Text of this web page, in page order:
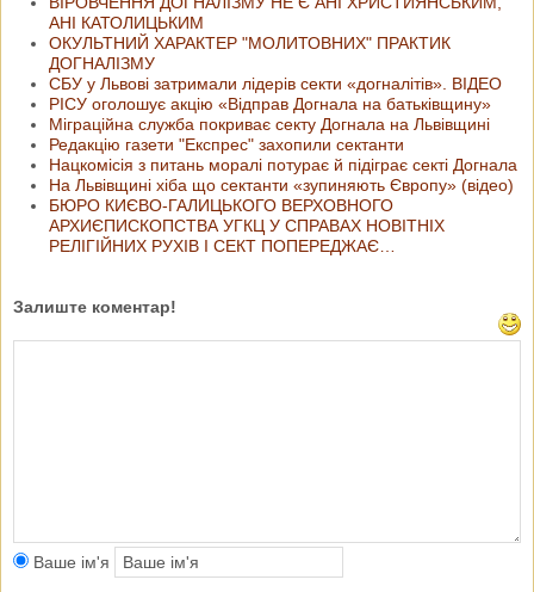
АНІ КАТОЛИЦЬКИМ
ОКУЛЬТНИЙ ХАРАКТЕР "МОЛИТОВНИХ" ПРАКТИК
ДОГНАЛІЗМУ
СБУ у Львові затримали лідерів секти «догналітів». ВІДЕО
РІСУ оголошує акцію «Відправ Догнала на батьківщину»
Міграційна служба покриває секту Догнала на Львівщині
Редакцію газети "Експрес" захопили сектанти
Нацкомісія з питань моралі потурає й підіграє секті Догнала
На Львівщині хіба що сектанти «зупиняють Європу» (відео)
БЮРО КИЄВО-ГАЛИЦЬКОГО ВЕРХОВНОГО
АРХИЄПИСКОПСТВА УГКЦ У СПРАВАХ НОВІТНІХ
РЕЛІГІЙНИХ РУХІВ І СЕКТ ПОПЕРЕДЖАЄ…
Залиште коментар!
Ваше ім'я